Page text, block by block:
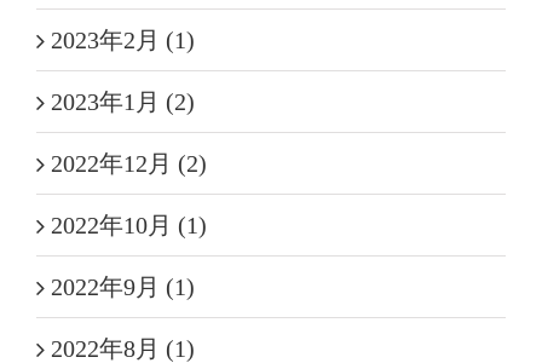
2023年2月 (1)
2023年1月 (2)
2022年12月 (2)
2022年10月 (1)
2022年9月 (1)
2022年8月 (1)